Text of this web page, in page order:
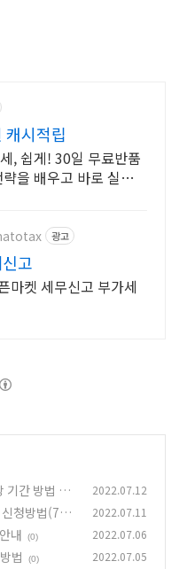
캐시적립
, 쉽게! 30일 무료반품
을 배우고 바로 실천!
광고
고
마켓 세무신고 부가세
기간 방법 안
2022.07.12
청방법(7월
2022.07.11
내 (0) 2022.07.06
법 (0) 2022.07.05